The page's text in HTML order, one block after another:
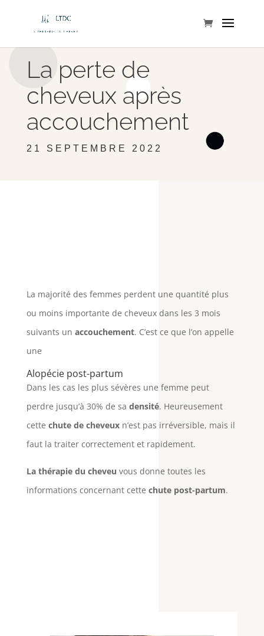
La perte de
cheveux après
accouchement
21 SEPTEMBRE 2022
La majorité des femmes perdent une quantité plus
ou moins importante de cheveux dans les 3 mois
suivants un accouchement. C’est ce que l’on appelle
une
Alopécie post-partum
Dans les cas les plus sévères une femme peut
perdre jusqu’à 30% de sa densité. Heureusement
cette chute de cheveuxn’est pas irréversible, mais il
faut la traiter correctement et rapidement.
La thérapie du cheveu vous donne toutes les
informations concernant cette chute post-partum.